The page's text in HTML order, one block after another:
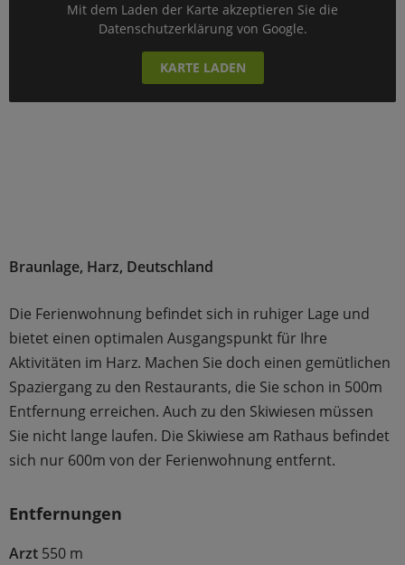
Mit dem Laden der Karte akzeptieren Sie die
Datenschutzerklärung von Google.
KARTE LADEN
Braunlage, Harz, Deutschland
Die Ferienwohnung befindet sich in ruhiger Lage und
bietet einen optimalen Ausgangspunkt für Ihre
Aktivitäten im Harz. Machen Sie doch einen gemütlichen
Spaziergang zu den Restaurants, die Sie schon in 500m
Entfernung erreichen. Auch zu den Skiwiesen müssen
Sie nicht lange laufen. Die Skiwiese am Rathaus befindet
sich nur 600m von der Ferienwohnung entfernt.
Entfernungen
Arzt 550 m